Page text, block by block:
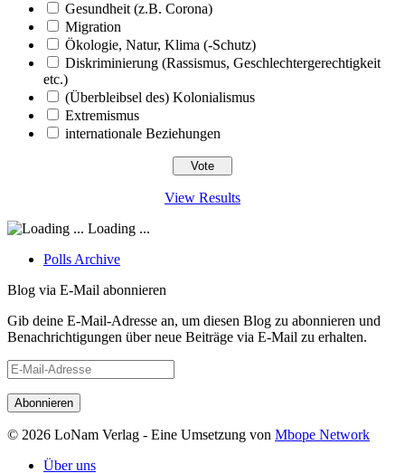
Gesundheit (z.B. Corona)
Migration
Ökologie, Natur, Klima (-Schutz)
Diskriminierung (Rassismus, Geschlechtergerechtigkeit
etc.)
(Überbleibsel des) Kolonialismus
Extremismus
internationale Beziehungen
View Results
Loading ...
Polls Archive
Blog via E-Mail abonnieren
Gib deine E-Mail-Adresse an, um diesen Blog zu abonnieren und
Benachrichtigungen über neue Beiträge via E-Mail zu erhalten.
E-
Mail-
Adresse
© 2026 LoNam Verlag - Eine Umsetzung von Mbope Network
Über uns